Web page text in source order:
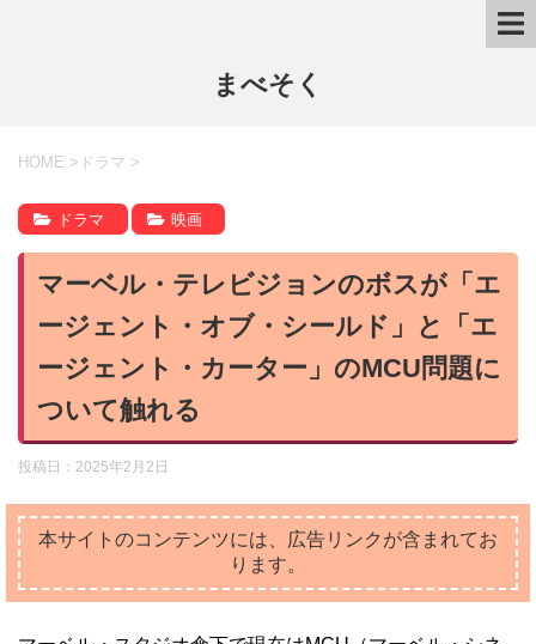
まべそく
HOME > ドラマ >
ドラマ 映画
マーベル・テレビジョンのボスが「エ
ージェント・オブ・シールド」と「エ
ージェント・カーター」のMCU問題に
ついて触れる
投稿日： 2025年2月2日
本サイトのコンテンツには、広告リンクが含まれてお
ります。